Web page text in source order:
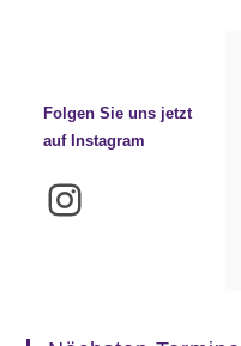
Folgen Sie uns jetzt
auf Instagram
Instagram